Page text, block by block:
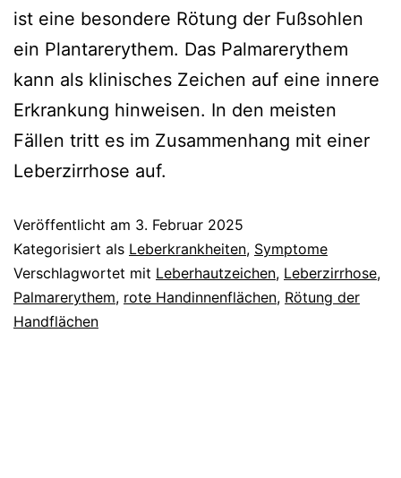
ist eine besondere Rötung der Fußsohlen
ein Plantarerythem. Das Palmarerythem
kann als klinisches Zeichen auf eine innere
Erkrankung hinweisen. In den meisten
Fällen tritt es im Zusammenhang mit einer
Leberzirrhose auf.
Veröffentlicht am 3. Februar 2025
Kategorisiert als Leberkrankheiten, Symptome
Verschlagwortet mit Leberhautzeichen, Leberzirrhose,
Palmarerythem, rote Handinnenflächen, Rötung der
Handflächen